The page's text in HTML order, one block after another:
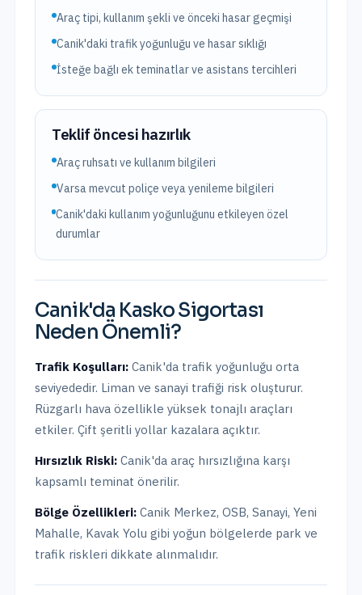
Araç tipi, kullanım şekli ve önceki hasar geçmişi
Canik'daki trafik yoğunluğu ve hasar sıklığı
İsteğe bağlı ek teminatlar ve asistans tercihleri
Teklif öncesi hazırlık
Araç ruhsatı ve kullanım bilgileri
Varsa mevcut poliçe veya yenileme bilgileri
Canik'daki kullanım yoğunluğunu etkileyen özel
durumlar
Canik'da Kasko Sigortası
Neden Önemli?
Trafik Koşulları: Canik'da trafik yoğunluğu orta
seviyededir. Liman ve sanayi trafiği risk oluşturur.
Rüzgarlı hava özellikle yüksek tonajlı araçları
etkiler. Çift şeritli yollar kazalara açıktır.
Hırsızlık Riski: Canik'da araç hırsızlığına karşı
kapsamlı teminat önerilir.
Bölge Özellikleri: Canik Merkez, OSB, Sanayi, Yeni
Mahalle, Kavak Yolu gibi yoğun bölgelerde park ve
trafik riskleri dikkate alınmalıdır.